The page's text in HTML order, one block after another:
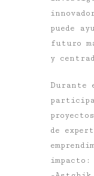
puede
futuro
y
Durante
de
impacto: